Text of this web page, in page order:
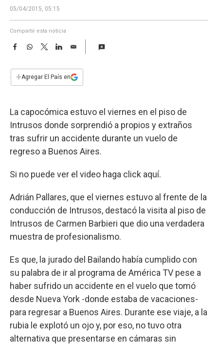
e
05/04/2015, 05:15
Compartir esta noticia
F
e
b
k
W
s
p
T
w
t
L
n
E
i
l
+Agregar El País en
La capocómica estuvo el viernes en el piso de
Intrusos donde sorprendió a propios y extraños
tras sufrir un accidente durante un vuelo de
regreso a Buenos Aires.
Si no puede ver el video haga click aquí.
Adrián Pallares, que el viernes estuvo al frente de la
conducción de Intrusos, destacó la visita al piso de
Intrusos de Carmen Barbieri que dio una verdadera
muestra de profesionalismo.
Es que, la jurado del Bailando había cumplido con
su palabra de ir al programa de América TV pese a
haber sufrido un accidente en el vuelo que tomó
desde Nueva York -donde estaba de vacaciones-
para regresar a Buenos Aires. Durante ese viaje, a la
rubia le explotó un ojo y, por eso, no tuvo otra
alternativa que presentarse en cámaras sin